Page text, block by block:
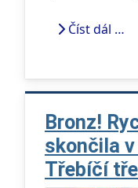
Číst dál …
Bronz!
skončila v
Třebíčí